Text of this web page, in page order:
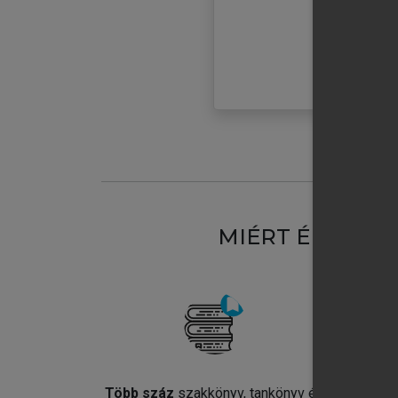
MIÉRT
Több száz szakkönyv, tankönyv és